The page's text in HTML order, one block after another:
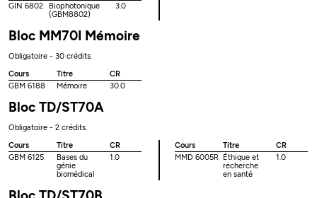
GIN 6802
Biophotonique
(GBM8802)
3.0
Bloc MM70I Mémoire
Obligatoire - 30 crédits.
Cours
Titre
CR
GBM 6188
Mémoire 30.0
Bloc TD/ST70A
Obligatoire - 2 crédits.
Cours
Titre
CR
GBM 6125
Bases du
génie
biomédical
1.0
Cours Titre
CR
MMD 6005R Éthique et
recherche
en santé
1.0